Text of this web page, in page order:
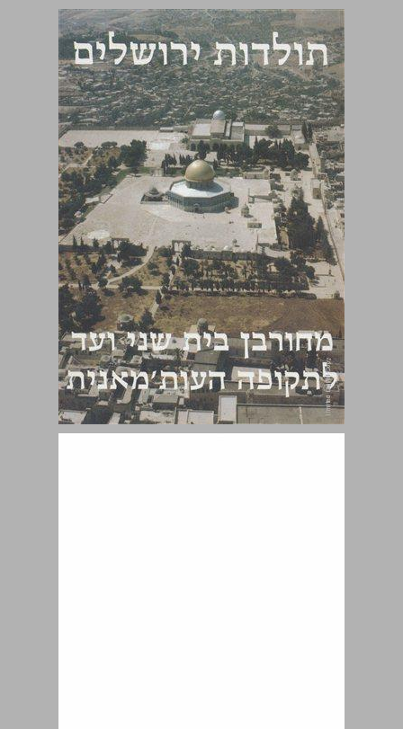
תולדות ירושלים מחורבן בית שני ועד לתקופה העות'מאנית ... 0